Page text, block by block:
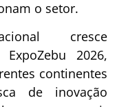
o setor.
cresce
2026,
continentes
de inovação